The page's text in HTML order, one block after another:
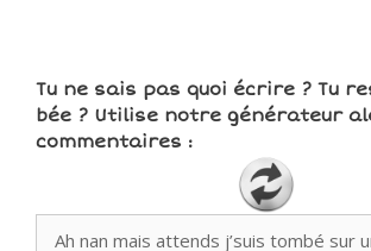
Tu ne sais pas quoi écrire ? Tu
bée ? Utilise notre générateur
commentaires :